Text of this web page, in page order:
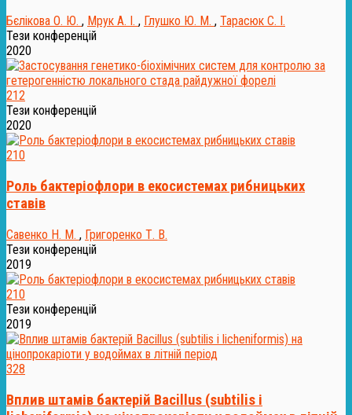
Бєлікова О. Ю. , Мрук А. І. , Глушко Ю. М. , Тарасюк С. І.
Тези конференцій
2020
212
Тези конференцій
2020
210
Роль бактеріофлори в екосистемах рибницьких
ставів
Савенко Н. М. , Григоренко Т. В.
Тези конференцій
2019
210
Тези конференцій
2019
328
Вплив штамів бактерій Bacillus (subtilis і